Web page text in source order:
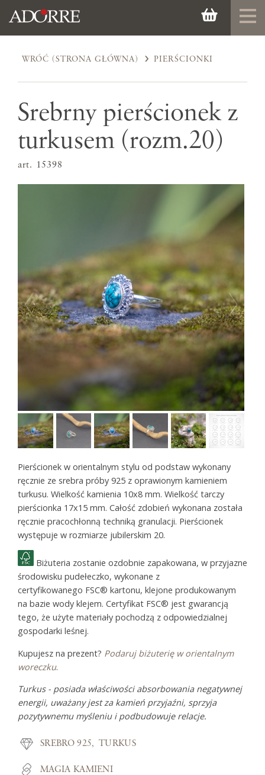
WRÓĆ (STRONA GŁÓWNA) PIERŚCIONKI
Srebrny pierścionek z
turkusem (rozm.20)
art. 15398
Pierścionek w orientalnym stylu od podstaw wykonany
ręcznie ze srebra próby 925 z oprawionym kamieniem
turkusu. Wielkość kamienia 10x8 mm. Wielkość tarczy
pierścionka 17x15 mm. Całość zdobień wykonana została
ręcznie pracochłonną techniką granulacji. Pierścionek
występuje w rozmiarze jubilerskim 20.
Biżuteria zostanie ozdobnie zapakowana, w przyjazne
środowisku pudełeczko, wykonane z
certyfikowanego FSC® kartonu, klejone produkowanym
na bazie wody klejem. Certyfikat FSC® jest gwarancją
tego, że użyte materiały pochodzą z odpowiedzialnej
gospodarki leśnej.
Kupujesz na prezent? Podaruj biżuterię w orientalnym
woreczku.
Turkus - posiada właściwości absorbowania negatywnej
energii, uważany jest za kamień przyjaźni, sprzyja
pozytywnemu myśleniu i podbudowuje relacje.
SREBRO 925 TURKUS
MAGIA KAMIENI